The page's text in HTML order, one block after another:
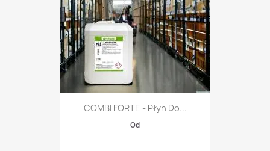
COMBI FORTE - Płyn Do...
Od